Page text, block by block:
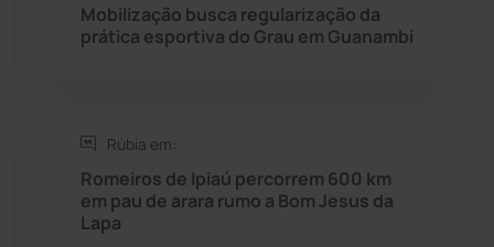
Sebastião Laranjeiras (96)
Sudoeste Baiano
Tanhaçu
Mobilização busca regularização da
prática esportiva do Grau em Guanambi
Rúbia em:
Romeiros de Ipiaú percorrem 600 km
em pau de arara rumo a Bom Jesus da
Lapa